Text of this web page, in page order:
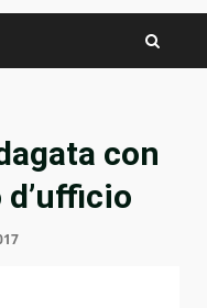
con
d’ufficio